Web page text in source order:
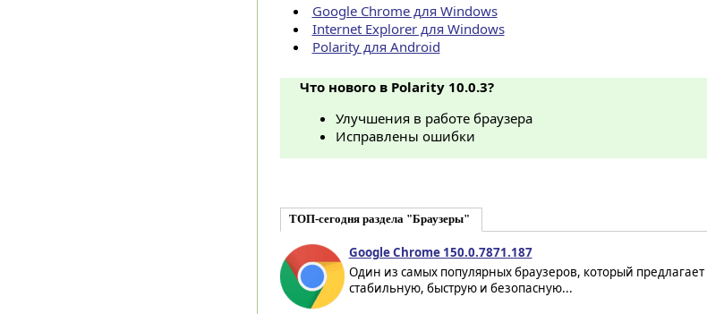
Google Chrome для Windows
Internet Explorer для Windows
Polarity для Android
Что нового в Polarity 10.0.3?
Улучшения в работе браузера
Исправлены ошибки
ТОП-сегодня раздела "Браузеры"
Google Chrome 150.0.7871.187
Один из самых популярных браузеров, который предлагает
стабильную, быструю и безопасную...